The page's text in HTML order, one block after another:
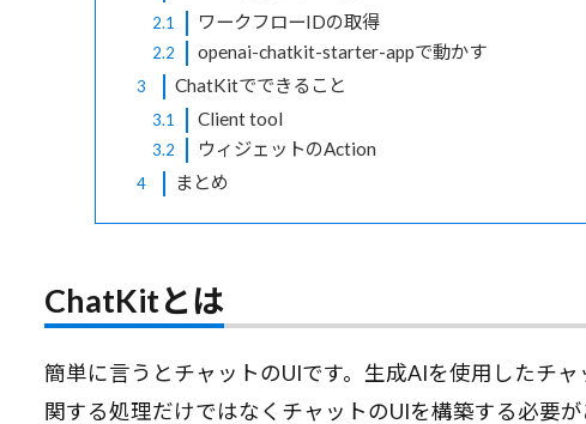
2.1 ワークフローIDの取得
2.2 openai-chatkit-starter-appで動かす
3 ChatKitでできること
3.1 Client tool
3.2 ウィジェットのAction
4 まとめ
ChatKitとは
簡単に言うとチャットのUIです。生成AIを使用したチ
関する処理だけではなくチャットのUIを構築する必要